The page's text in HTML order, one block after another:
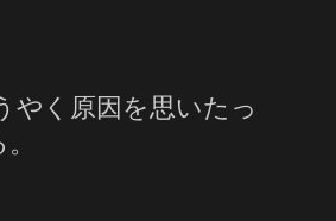
やく原因を思いたっ